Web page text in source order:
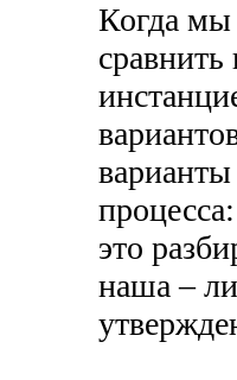
Когда мы
это
наша –